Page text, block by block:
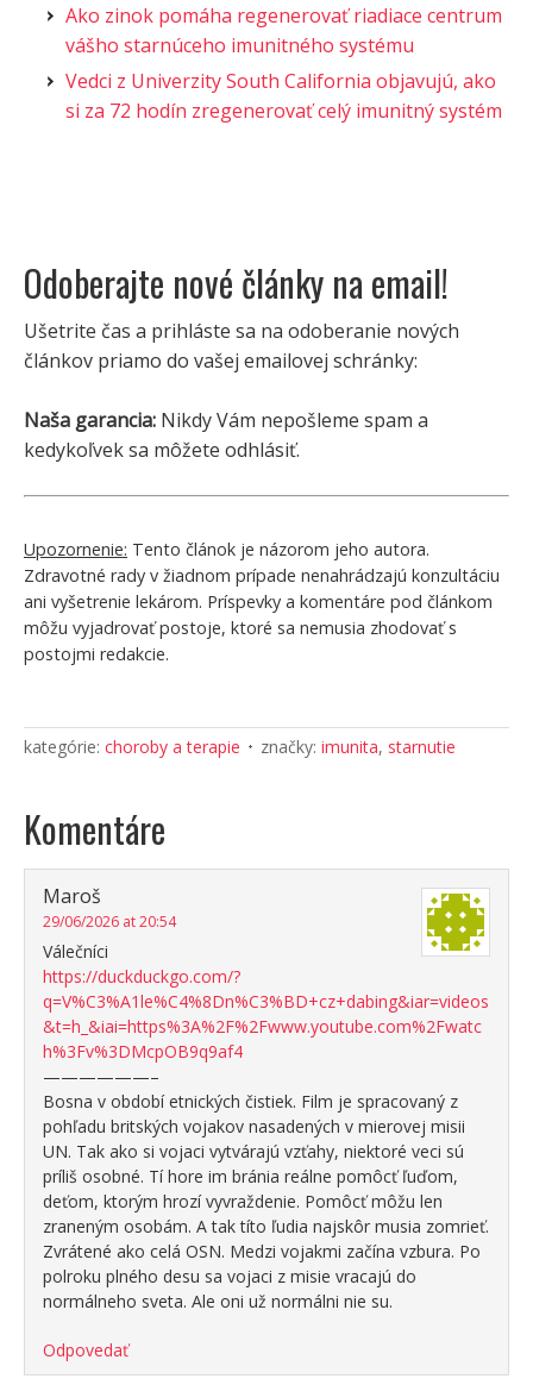
Ako zinok pomáha regenerovať riadiace centrum
vášho starnúceho imunitného systému
Vedci z Univerzity South California objavujú, ako
si za 72 hodín zregenerovať celý imunitný systém
Odoberajte nové články na email!
Ušetrite čas a prihláste sa na odoberanie nových
článkov priamo do vašej emailovej schránky:
Naša garancia: Nikdy Vám nepošleme spam a
kedykoľvek sa môžete odhlásiť.
Upozornenie: Tento článok je názorom jeho autora.
Zdravotné rady v žiadnom prípade nenahrádzajú konzultáciu
ani vyšetrenie lekárom. Príspevky a komentáre pod článkom
môžu vyjadrovať postoje, ktoré sa nemusia zhodovať s
postojmi redakcie.
kategórie: choroby a terapie značky: imunita, starnutie
Komentáre
Maroš
29/06/2026 at 20:54
Válečníci
https://duckduckgo.com/?
q=V%C3%A1le%C4%8Dn%C3%BD+cz+dabing&iar=videos
&t=h_&iai=https%3A%2F%2Fwww.youtube.com%2Fwatc
h%3Fv%3DMcpOB9q9af4
——————–
Bosna v období etnických čistiek. Film je spracovaný z
pohľadu britských vojakov nasadených v mierovej misii
UN. Tak ako si vojaci vytvárajú vzťahy, niektoré veci sú
príliš osobné. Tí hore im bránia reálne pomôcť ľuďom,
deťom, ktorým hrozí vyvraždenie. Pomôcť môžu len
zraneným osobám. A tak títo ľudia najskôr musia zomrieť.
Zvrátené ako celá OSN. Medzi vojakmi začína vzbura. Po
polroku plného desu sa vojaci z misie vracajú do
normálneho sveta. Ale oni už normálni nie su.
Odpovedať